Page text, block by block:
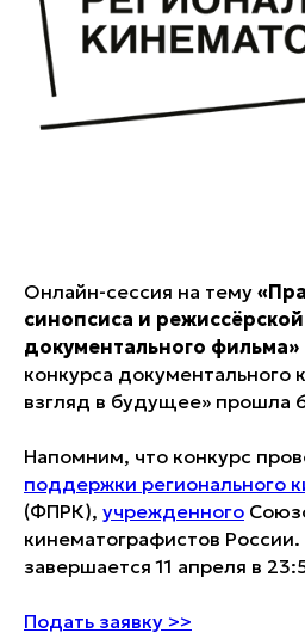
Онлайн-сессия на тему
синопсиса и
документального фильма»
конкурса документального
взгляд в будущее» прошла
Напомним, что конкурс
поддержки регионального
(ФПРК), учрежденного
кинематографистов
завершается 11 апреля в
Подать заявку >>